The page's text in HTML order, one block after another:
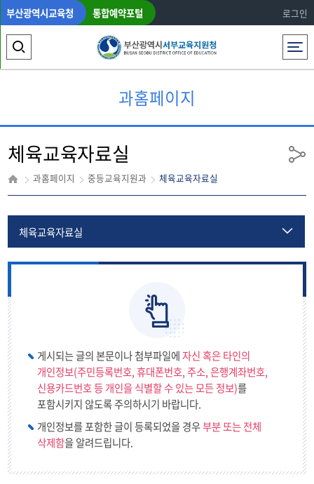
부산광역시교육청 통합예약포털 로그인
전체메뉴
색
역
열
기
과홈페이지
체육교육자료실
과홈페이지 중등교육지원과 체육교육자료실
공
업무분장
체육교육자료실
게시되는 글의 본문이나 첨부파일에자신 혹은 타인의
개인정보(주민등록번호, 휴대폰번호, 주소, 은행계좌번호,
신용카드번호 등 개인을 식별할 수 있는 모든 정보)를
포함시키지 않도록 주의하시기 바랍니다.
개인정보를 포함한 글이 등록되었을 경우부분 또는 전체
삭제함을 알려드립니다.